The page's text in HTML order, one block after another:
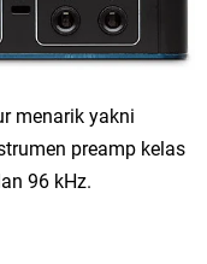
menarik yakni
preamp kelas
96 kHz.